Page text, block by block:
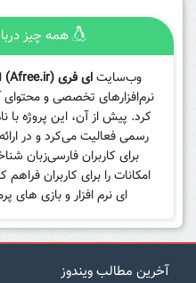
همه چیز
وب‌سایتای فری (Afree.ir)
نرم‌افزارهای تخصصی و محتوای
کرد. پیش از آن، این پروژه با
رسمی فعالیت می‌کرد و در
برای کاربران فارسی‌زبان
امکانات را برای کاربران
ای نرم افزار و بازی های
آخرین مطالب ویندوز